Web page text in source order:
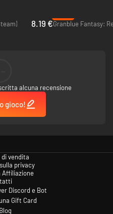
8.19 €Granblue Fantasy:
alcuna recensione
gioco!
di vendita
privacy
Affiliazione
Discord e Bot
Gift Card